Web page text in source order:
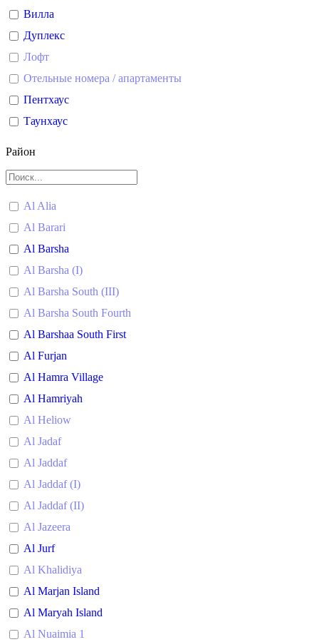
Вилла
Дуплекс
Лофт
Отельные номера / апартаменты
Пентхаус
Таунхаус
Район
Al Alia
Al Barari
Al Barsha
Al Barsha (I)
Al Barsha South (III)
Al Barsha South Fourth
Al Barshaa South First
Al Furjan
Al Hamra Village
Al Hamriyah
Al Heliow
Al Jadaf
Al Jaddaf
Al Jaddaf (I)
Al Jaddaf (II)
Al Jazeera
Al Jurf
Al Khalidiya
Al Marjan Island
Al Maryah Island
Al Nuaimia 1